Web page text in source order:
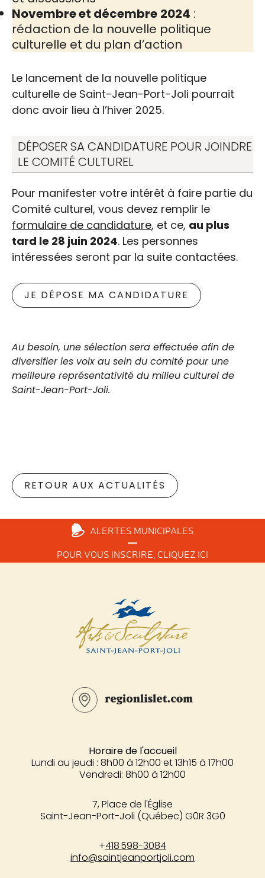
Novembre et décembre 2024 :
rédaction de la nouvelle politique
culturelle et du plan d’action
Le lancement de la nouvelle politique
culturelle de Saint-Jean-Port-Joli pourrait
donc avoir lieu à l’hiver 2025.
DÉPOSER SA CANDIDATURE POUR JOINDRE
LE COMITÉ CULTUREL
Pour manifester votre intérêt à faire partie du
Comité culturel, vous devez remplir le
formulaire de candidature, et ce, au plus
tard le 28 juin 2024. Les personnes
intéressées seront par la suite contactées.
JE DÉPOSE MA CANDIDATURE
Au besoin, une sélection sera effectuée afin de
diversifier les voix au sein du comité pour une
meilleure représentativité du milieu culturel de
Saint-Jean-Port-Joli.
RETOUR AUX ACTUALITÉS
ALERTES MUNICIPALES
POUR VOUS INSCRIRE, CLIQUEZ ICI
Horaire de l'accueil
Lundi au jeudi : 8h00 à 12h00 et 13h15 à 17h00
Vendredi: 8h00 à 12h00
7, Place de l'Église
Saint-Jean-Port-Joli (Québec) G0R 3G0
+418 598-3084
info@saintjeanportjoli.com